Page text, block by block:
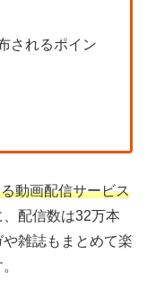
されるポイン
動画配信サービス
配信数は32万本
雑誌もまとめて楽